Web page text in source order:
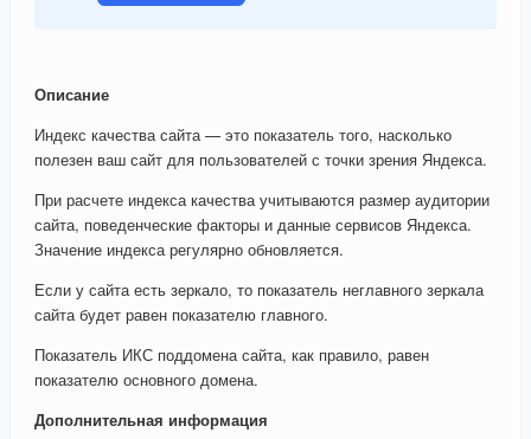
Описание
Индекс качества сайта — это показатель того, насколько
полезен ваш сайт для пользователей с точки зрения Яндекса.
При расчете индекса качества учитываются размер аудитории
сайта, поведенческие факторы и данные сервисов Яндекса.
Значение индекса регулярно обновляется.
Если у сайта есть зеркало, то показатель неглавного зеркала
сайта будет равен показателю главного.
Показатель ИКС поддомена сайта, как правило, равен
показателю основного домена.
Дополнительная информация